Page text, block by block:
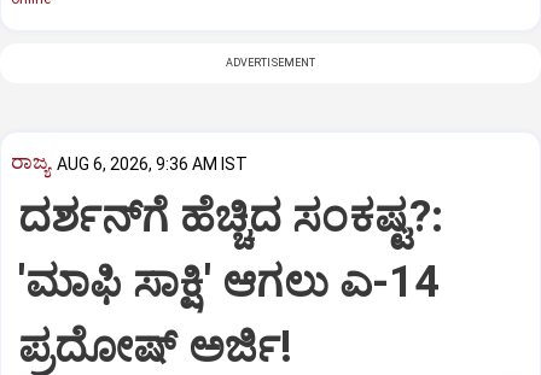
ADVERTISEMENT
ರಾಜ್ಯ AUG 6, 2026, 9:36 AM IST
ದರ್ಶನ್‌ಗೆ ಹೆಚ್ಚಿದ ಸಂಕಷ್ಟ?:
'ಮಾಫಿ ಸಾಕ್ಷಿ' ಆಗಲು ಎ-14
ಪ್ರದೋಷ್ ಅರ್ಜಿ!